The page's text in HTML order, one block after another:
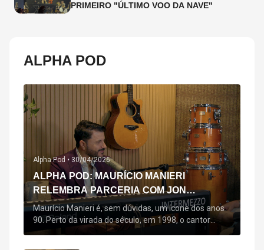
PRIMEIRO "ÚLTIMO VOO DA NAVE"
ALPHA POD
Alpha Pod • 30/04/2026
ALPHA POD: MAURÍCIO MANIERI
RELEMBRA PARCERIA COM JON
SECADA, ORIGEM DE "BEM QUERER" E
MAIS
Maurício Manieri é, sem dúvidas, um ícone dos anos
90. Perto da virada do século, em 1998, o cantor
estreou oficialmente com o seu primeiro disco, "A